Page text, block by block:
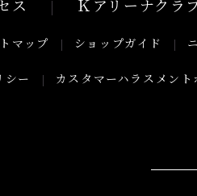
ス Ｋアリーナクラ
マップ ショップガイド
シー カスタマーハラスメント